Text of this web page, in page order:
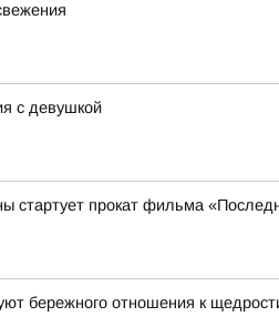
с девушкой
стартует прокат фильма
бережного отношения к